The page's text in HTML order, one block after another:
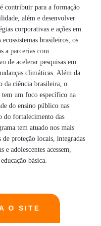
contribuir para a formação
além e desenvolver
corporativas e ações em
brasileiros, os
a parcerias com
de acelerar pesquisas em
climáticas. Além da
da ciência brasileira, o
tem um foco específico na
do ensino público nas
do fortalecimento das
tem atuado nos mais
proteção locais, integradas
e adolescentes acessem,
básica.
O SITE